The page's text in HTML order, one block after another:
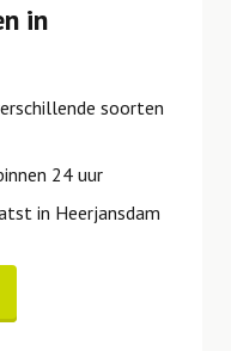
in
soorten
24 uur
in Heerjansdam